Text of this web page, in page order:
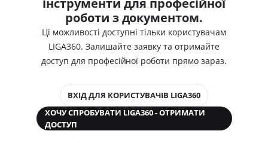
інструменти для професійної
роботи з документом.
Ці можливості доступні тільки користувачам
LIGA360. Залишайте заявку та отримайте
доступ для професійної роботи прямо зараз.
ВХІД ДЛЯ КОРИСТУВАЧІВ LIGA360
ХОЧУ СПРОБУВАТИ LIGA360 - ОТРИМАТИ
ДОСТУП